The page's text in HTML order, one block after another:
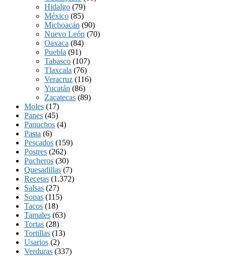
Hidalgo (79)
México (85)
Michoacán (90)
Nuevo León (70)
Oaxaca (84)
Puebla (91)
Tabasco (107)
Tlaxcala (76)
Veracruz (116)
Yucatán (86)
Zacatecas (89)
Moles (17)
Panes (45)
Panuchos (4)
Pasta (6)
Pescados (159)
Postres (262)
Pucheros (30)
Quesadillas (7)
Recetas (1.372)
Salsas (27)
Sopas (115)
Tacos (18)
Tamales (63)
Tortas (28)
Tortillas (13)
Usarios (2)
Verduras (337)